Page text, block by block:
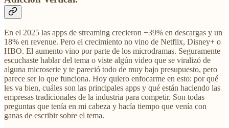
En el 2025 las apps de streaming crecieron +39% en descargas y un
18% en revenue. Pero el crecimiento no vino de Netflix, Disney+ o
HBO. El aumento vino por parte de los microdramas. Seguramente
escuchaste hablar del tema o viste algún video que se viralizó de
alguna microserie y te pareció todo de muy bajo presupuesto, pero
parece ser lo que funciona. Hoy quiero enfocarme en esto: por qué
les va bien, cuáles son las principales apps y qué están haciendo las
empresas tradicionales de la industria para competir. Son todas
preguntas que tenía en mi cabeza y hacía tiempo que venía con
ganas de escribir sobre el tema.